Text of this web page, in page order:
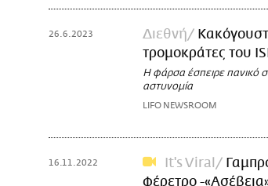
26.6.2023 Διεθνή
τρομοκράτες του
Η φάρσα έσπειρε πανικό
αστυνομία
LIFO NEWSROOM
16.11.2022 It's Viral
φέρετρο -